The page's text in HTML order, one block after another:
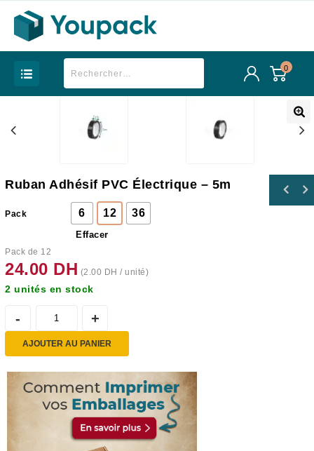
0
Ruban Adhésif PVC Électrique – 5m
Pack 6 12 36
Effacer
Pack de 12
24.00 DH (2.00 DH / unité)
2 unités en stock
AJOUTER AU PANIER